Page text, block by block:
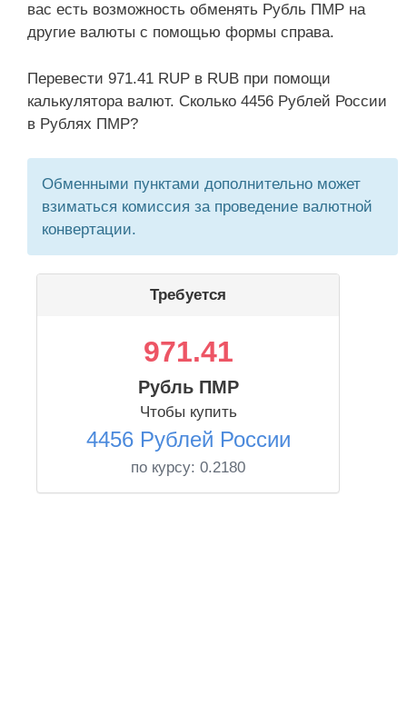
вас есть возможность обменять Рубль ПМР на
другие валюты с помощью формы справа.
Перевести 971.41 RUP в RUB при помощи
калькулятора валют. Сколько 4456 Рублей России
в Рублях ПМР?
Обменными пунктами дополнительно может
взиматься комиссия за проведение валютной
конвертации.
Требуется
971.41
Рубль ПМР
Чтобы купить
4456 Рублей России
по курсу: 0.2180